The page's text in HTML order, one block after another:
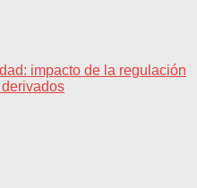
impacto de la regulación